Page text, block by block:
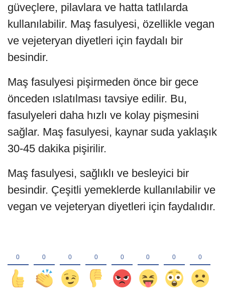
güveçlere, pilavlara ve hatta tatlılarda
kullanılabilir. Maş fasulyesi, özellikle vegan
ve vejeteryan diyetleri için faydalı bir
besindir.
Maş fasulyesi pişirmeden önce bir gece
önceden ıslatılması tavsiye edilir. Bu,
fasulyeleri daha hızlı ve kolay pişmesini
sağlar. Maş fasulyesi, kaynar suda yaklaşık
30-45 dakika pişirilir.
Maş fasulyesi, sağlıklı ve besleyici bir
besindir. Çeşitli yemeklerde kullanılabilir ve
vegan ve vejeteryan diyetleri için faydalıdır.